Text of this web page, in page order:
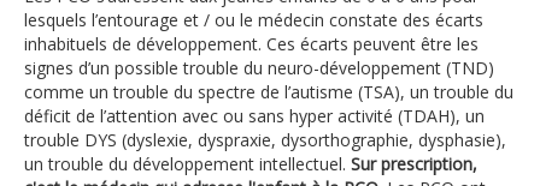
lesquels l’entourage et / ou le médecin constate des écarts
inhabituels de développement. Ces écarts peuvent être les
signes d’un possible trouble du neuro-développement (TND)
comme un trouble du spectre de l’autisme (TSA), un trouble du
déficit de l’attention avec ou sans hyper activité (TDAH), un
trouble DYS (dyslexie, dyspraxie, dysorthographie, dysphasie),
un trouble du développement intellectuel. Sur prescription,